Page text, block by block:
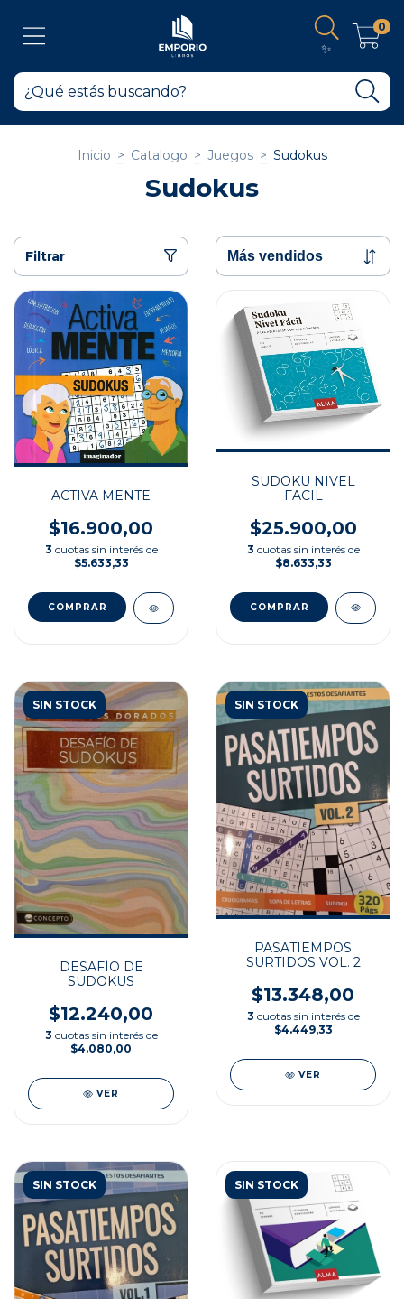
✨
0
Inicio > Catalogo > Juegos > Sudokus
Sudokus
Filtrar
ACTIVA MENTE
$16.900,00
3 cuotas sin interés de
$5.633,33
SUDOKU NIVEL
FACIL
$25.900,00
3 cuotas sin interés de
$8.633,33
SIN STOCK
DESAFÍO DE
SUDOKUS
$12.240,00
3 cuotas sin interés de
$4.080,00
VER
SIN STOCK
PASATIEMPOS
SURTIDOS VOL. 2
$13.348,00
3 cuotas sin interés de
$4.449,33
VER
SIN STOCK SIN STOCK